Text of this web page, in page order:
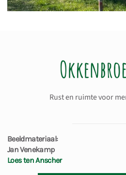
Rust en ruimte voor
Beeldmateriaal:
Jan Venekamp
Loes ten Anscher